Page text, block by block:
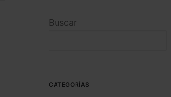
Buscar
CATEGORÍAS